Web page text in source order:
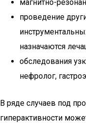
магнитно-
проведение
назначаются
обследования
нефролог,
В ряде случаев под
гиперактивности